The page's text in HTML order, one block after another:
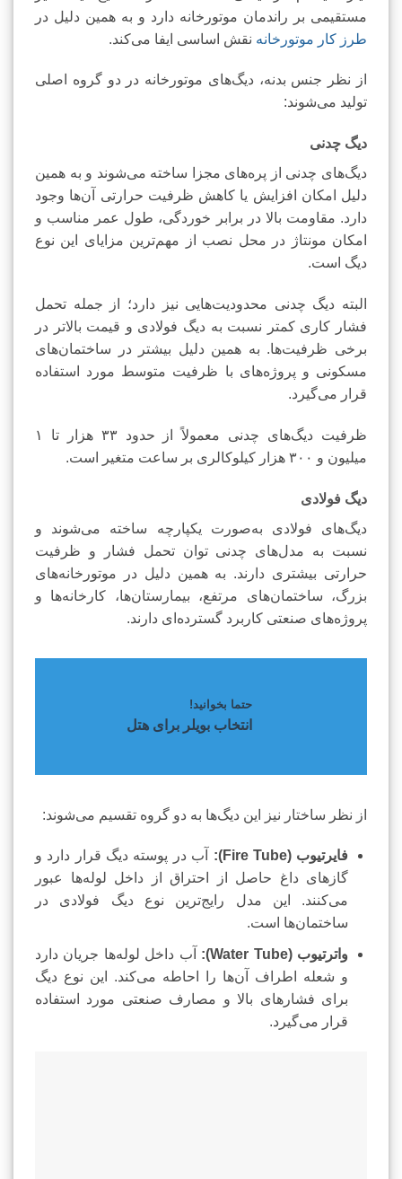
مستقیمی بر راندمان موتورخانه دارد و به همین دلیل در
طرز کار موتورخانه نقش اساسی ایفا می‌کند.
از نظر جنس بدنه، دیگ‌های موتورخانه در دو گروه اصلی
تولید می‌شوند:
دیگ چدنی
دیگ‌های چدنی از پره‌های مجزا ساخته می‌شوند و به همین
دلیل امکان افزایش یا کاهش ظرفیت حرارتی آن‌ها وجود
دارد. مقاومت بالا در برابر خوردگی، طول عمر مناسب و
امکان مونتاژ در محل نصب از مهم‌ترین مزایای این نوع
دیگ است.
البته دیگ چدنی محدودیت‌هایی نیز دارد؛ از جمله تحمل
فشار کاری کمتر نسبت به دیگ فولادی و قیمت بالاتر در
برخی ظرفیت‌ها. به همین دلیل بیشتر در ساختمان‌های
مسکونی و پروژه‌های با ظرفیت متوسط مورد استفاده
قرار می‌گیرد.
ظرفیت دیگ‌های چدنی معمولاً از حدود ۳۳ هزار تا ۱
میلیون و ۳۰۰ هزار کیلوکالری بر ساعت متغیر است.
دیگ فولادی
دیگ‌های فولادی به‌صورت یکپارچه ساخته می‌شوند و
نسبت به مدل‌های چدنی توان تحمل فشار و ظرفیت
حرارتی بیشتری دارند. به همین دلیل در موتورخانه‌های
بزرگ، ساختمان‌های مرتفع، بیمارستان‌ها، کارخانه‌ها و
پروژه‌های صنعتی کاربرد گسترده‌ای دارند.
حتما بخوانید!
انتخاب بویلر برای هتل
از نظر ساختار نیز این دیگ‌ها به دو گروه تقسیم می‌شوند:
فایرتیوب (Fire Tube):
آب در پوسته دیگ قرار دارد و
گازهای داغ حاصل از احتراق از داخل لوله‌ها عبور
می‌کنند. این مدل رایج‌ترین نوع دیگ فولادی در
ساختمان‌ها است.
واترتیوب (Water Tube):
آب داخل لوله‌ها جریان دارد
و شعله اطراف آن‌ها را احاطه می‌کند. این نوع دیگ
برای فشارهای بالا و مصارف صنعتی مورد استفاده
قرار می‌گیرد.